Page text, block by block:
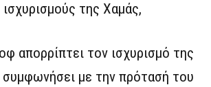
της Χαμάς,
απορρίπτει τον ισχυρισμό της
συμφωνήσει με την πρότασή του